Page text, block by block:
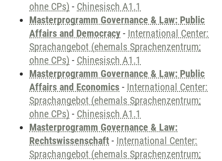
ohne CPs) - Chinesisch A1.1
Masterprogramm Governance & Law: Public
Affairs and Democracy - International Center:
Sprachangebot (ehemals Sprachenzentrum;
ohne CPs) - Chinesisch A1.1
Masterprogramm Governance & Law: Public
Affairs and Economics - International Center:
Sprachangebot (ehemals Sprachenzentrum;
ohne CPs) - Chinesisch A1.1
Masterprogramm Governance & Law:
Rechtswissenschaft - International Center:
Sprachangebot (ehemals Sprachenzentrum;